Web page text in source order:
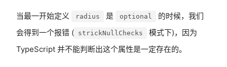
当最一开始定义 radius 是 optional
的时候，我们
会得到一个报错 ( strickNullChecks
模式下)，因为
TypeScript 并不能判断出这个属性是一定存在的。